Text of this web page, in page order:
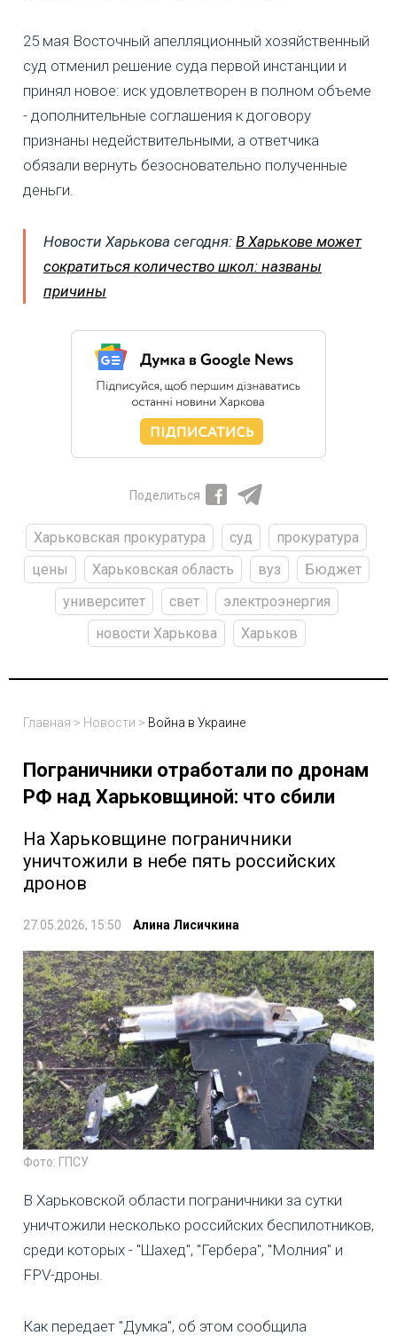
25 мая Восточный апелляционный хозяйственный
суд отменил решение суда первой инстанции и
принял новое: иск удовлетворен в полном объеме
- дополнительные соглашения к договору
признаны недействительными, а ответчика
обязали вернуть безосновательно полученные
деньги.
Новости Харькова сегодня: В Харькове может
сократиться количество школ: названы
причины
Поделиться
Харьковская прокуратура суд
прокуратура
цены
Харьковская область вуз
Бюджет
университет
свет
электроэнергия
новости Харькова
Харьков
Главная > Новости > Война в Украине
Пограничники отработали по дронам
РФ над Харьковщиной: что сбили
На Харьковщине пограничники
уничтожили в небе пять российских
дронов
27.05.2026, 15:50 Алина Лисичкина
Фото: ГПСУ
В Харьковской области пограничники за сутки
уничтожили несколько российских беспилотников,
среди которых - "Шахед", "Гербера", "Молния" и
FPV-дроны.
Как передает "Думка", об этом сообщила